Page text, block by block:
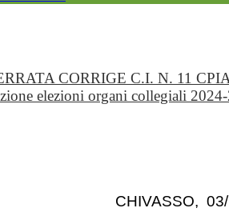
CORRIGE C.I. N. 11
elezioni organi collegiali
CHIVASSO,